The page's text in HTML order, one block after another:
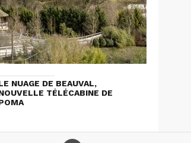
NUAGE DE BEAUVAL,
TÉLÉCABINE DE